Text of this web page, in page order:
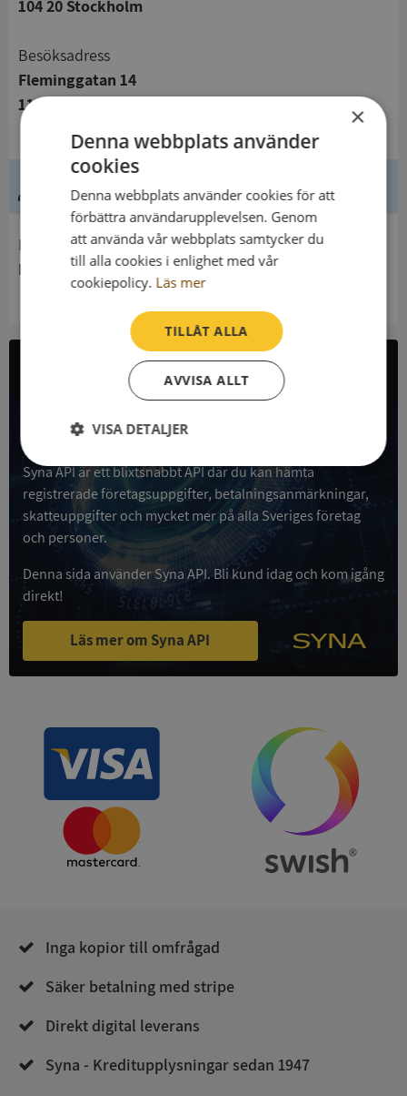
104 20 Stockholm
Besöksadress
Fleminggatan 14
112 26 Stockholm
Ledning
Innehavare
Integritetsskyddsmyndigheten
All företagsdata i API
Få all denna företagsinformation i Syna API
Syna API är ett blixtsnabbt API där du kan hämta
registrerade företagsuppgifter, betalningsanmärkningar,
skatteuppgifter och mycket mer på alla Sveriges företag
och personer.
Denna sida använder Syna API. Bli kund idag och kom igång
direkt!
Läs mer om Syna API
Inga kopior till omfrågad
Säker betalning med stripe
Direkt digital leverans
Syna - Kreditupplysningar sedan 1947
×
Denna webbplats använder
cookies
Denna webbplats använder cookies för att
förbättra användarupplevelsen. Genom
att använda vår webbplats samtycker du
till alla cookies i enlighet med vår
cookiepolicy. Läs mer
TILLÅT ALLA
AVVISA ALLT
VISA DETALJER
Strikt
nödvändigt
Prestanda Inriktning
Funktioner Oklassificerade
kärnwebbplatsfunktioner som användarinloggning
och kontohantering. Webbplatsen kan inte
användas ordentligt utan strikt nödvändiga cookies.
Namn
Leverantör
/
Domän
__RequestVerificationToken
Microsoft
Google